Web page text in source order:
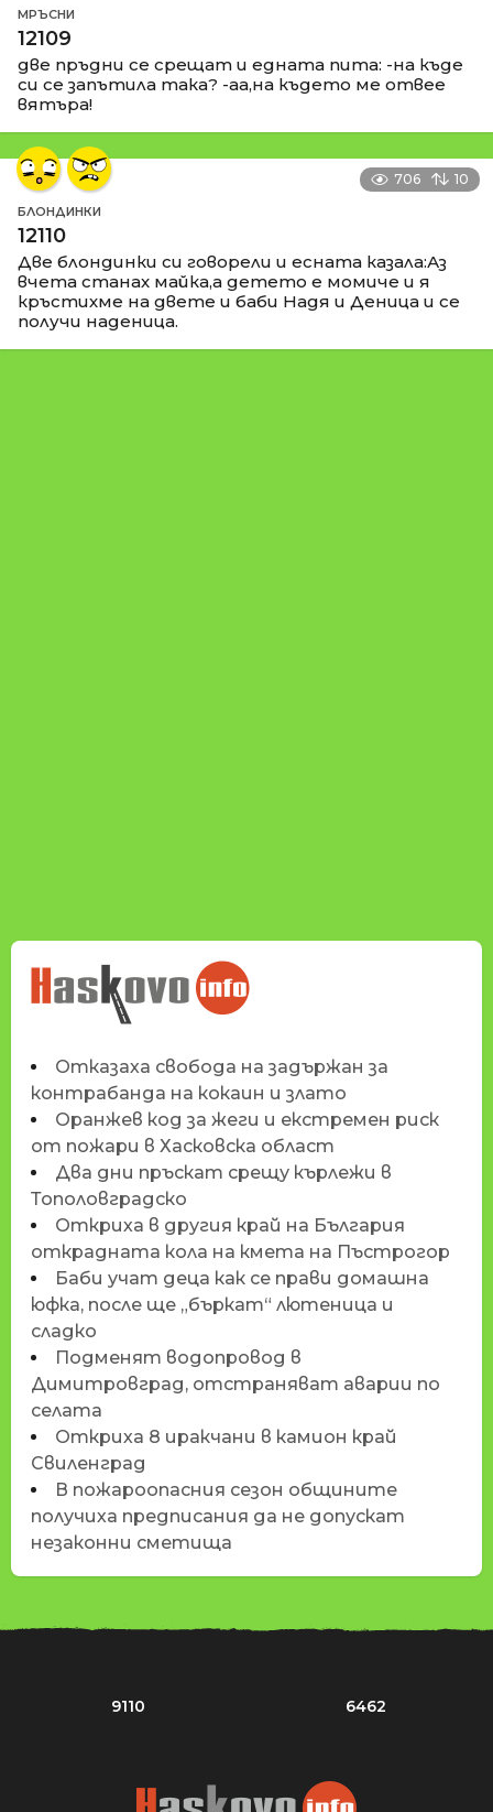
МРЪСНИ
12109
две пръдни се срещат и едната пита: -на къде
си се запътила така? -аа,на където ме отвее
вятъра!
706 10
БЛОНДИНКИ
12110
Две блондинки си говорели и есната казала:Аз
вчета станах майка,а детето е момиче и я
кръстихме на двете и баби Надя и Деница и се
получи наденица.
НОВИНИТЕ НА
HASKOVO.INFO
Отказаха свобода на задържан за
контрабанда на кокаин и злато
Оранжев код за жеги и екстремен риск
от пожари в Хасковска област
Два дни пръскат срещу кърлежи в
Тополовградско
Откриха в другия край на България
открадната кола на кмета на Пъстрогор
Баби учат деца как се прави домашна
юфка, после ще „бъркат“ лютеница и
сладко
Подменят водопровод в
Димитровград, отстраняват аварии по
селата
Откриха 8 иракчани в камион край
Свиленград
В пожароопасния сезон общините
получиха предписания да не допускат
незаконни сметища
9110 6462